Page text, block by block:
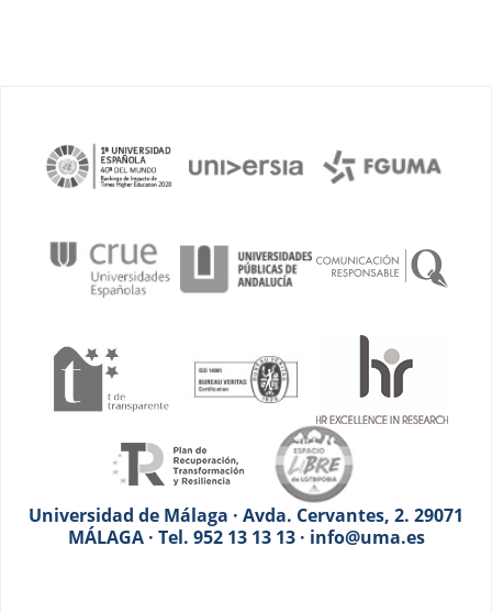
Universidad de Málaga · Avda. Cervantes, 2. 29071
MÁLAGA · Tel. 952 13 13 13 · info@uma.es